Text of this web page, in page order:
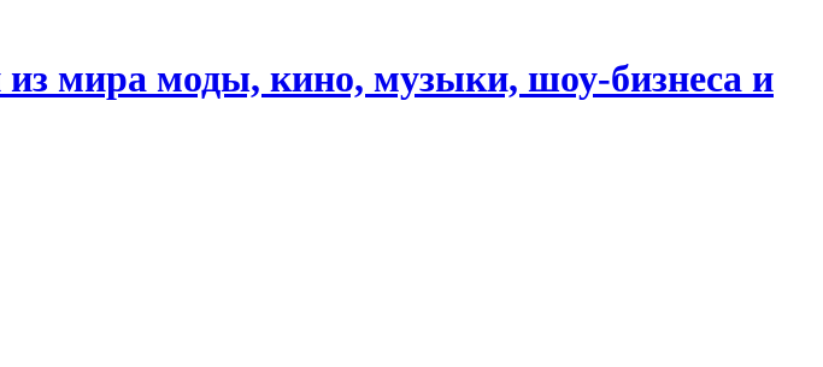
мира моды, кино, музыки, шоу-бизнеса и